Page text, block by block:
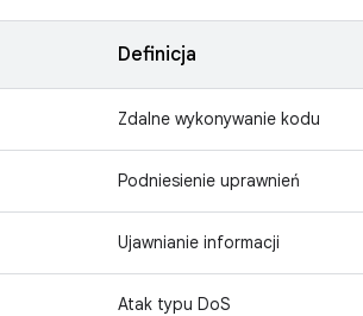
Definicja
Zdalne wykonywanie kodu
Podniesienie uprawnień
Ujawnianie informacji
Atak typu DoS